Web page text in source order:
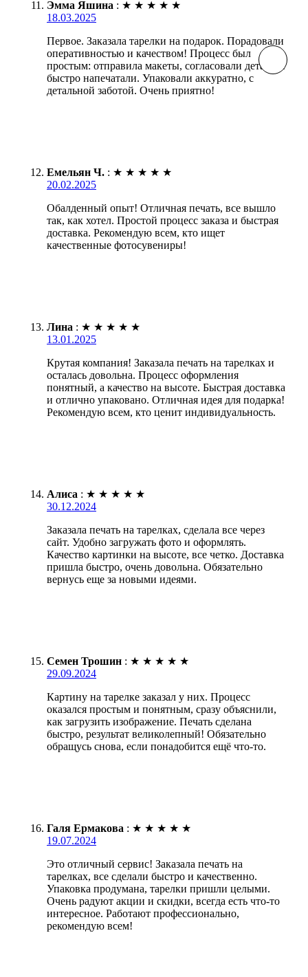
Эмма Яшина : ★ ★ ★ ★ ★
18.03.2025
Первое. Заказала тарелки на подарок. Порадовали
оперативностью и качеством! Процесс был
простым: отправила макеты, согласовали детали и
быстро напечатали. Упаковали аккуратно, с
детальной заботой. Очень приятно!
Емельян Ч. : ★ ★ ★ ★ ★
20.02.2025
Обалденный опыт! Отличная печать, все вышло
так, как хотел. Простой процесс заказа и быстрая
доставка. Рекомендую всем, кто ищет
качественные фотосувениры!
Лина : ★ ★ ★ ★ ★
13.01.2025
Крутая компания! Заказала печать на тарелках и
осталась довольна. Процесс оформления
понятный, а качество на высоте. Быстрая доставка
и отлично упаковано. Отличная идея для подарка!
Рекомендую всем, кто ценит индивидуальность.
Алиса : ★ ★ ★ ★ ★
30.12.2024
Заказала печать на тарелках, сделала все через
сайт. Удобно загружать фото и оформлять.
Качество картинки на высоте, все четко. Доставка
пришла быстро, очень довольна. Обязательно
вернусь еще за новыми идеями.
Семен Трошин : ★ ★ ★ ★ ★
29.09.2024
Картину на тарелке заказал у них. Процесс
оказался простым и понятным, сразу объяснили,
как загрузить изображение. Печать сделана
быстро, результат великолепный! Обязательно
обращусь снова, если понадобится ещё что-то.
Галя Ермакова : ★ ★ ★ ★ ★
19.07.2024
Это отличный сервис! Заказала печать на
тарелках, все сделали быстро и качественно.
Упаковка продумана, тарелки пришли целыми.
Очень радуют акции и скидки, всегда есть что-то
интересное. Работают профессионально,
рекомендую всем!